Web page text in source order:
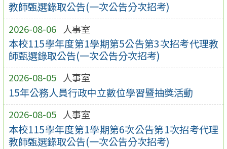
教師甄選錄取公告(一次公告分次招考)
2026-08-06 人事室
本校115學年度第1學期第5公告第3次招考代理教
師甄選錄取公告(一次公告分次招考)
2026-08-05 人事室
15年公務人員行政中立數位學習暨抽獎活動
2026-08-05 人事室
本校115學年度第1學期第6次公告第1次招考代理
教師甄選錄取公告(一次公告分次招考)